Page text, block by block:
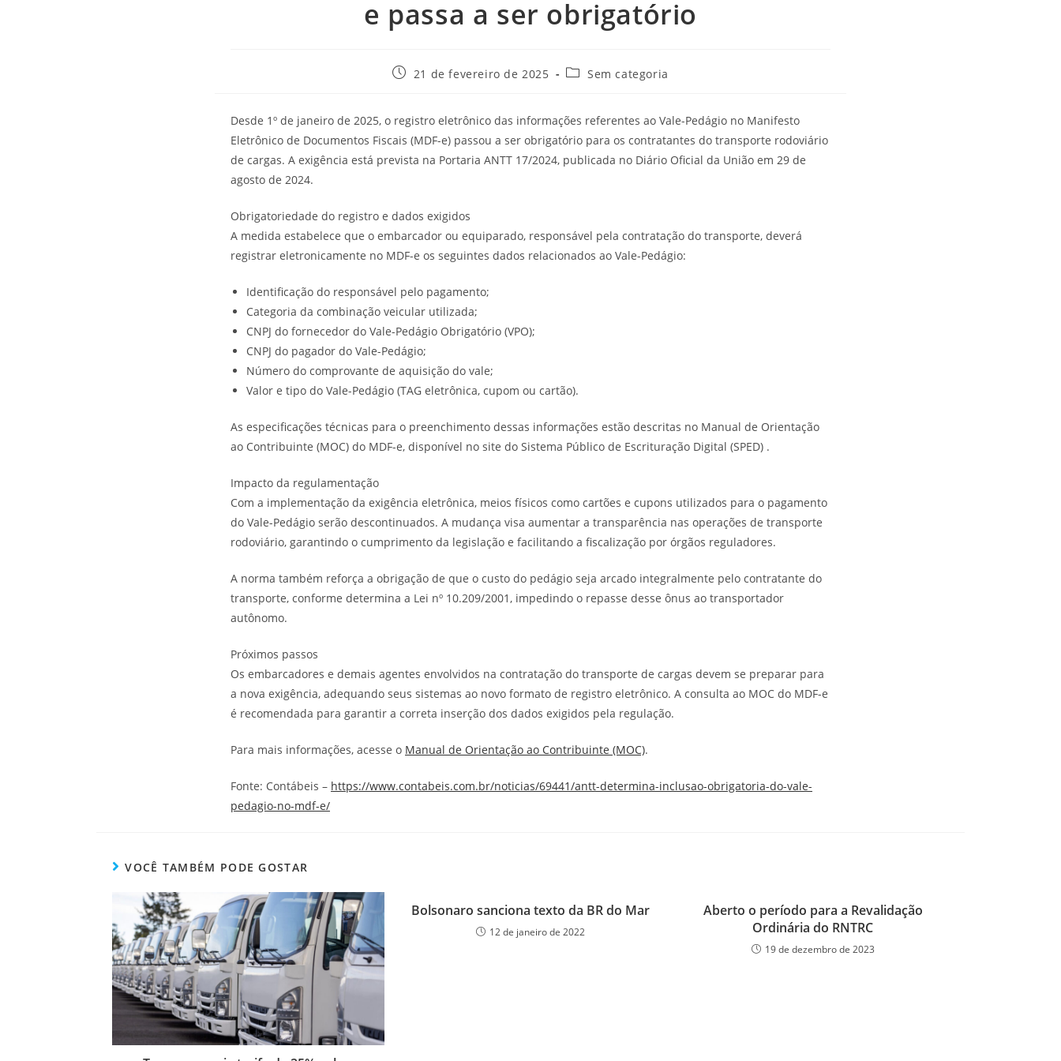
e passa a ser obrigatório
21 de fevereiro de 2025 Sem categoria
Desde 1º de janeiro de 2025, o registro eletrônico das informações referentes ao Vale-Pedágio no Manifesto
Eletrônico de Documentos Fiscais (MDF-e) passou a ser obrigatório para os contratantes do transporte rodoviário
de cargas. A exigência está prevista na Portaria ANTT 17/2024, publicada no Diário Oficial da União em 29 de
agosto de 2024.
Obrigatoriedade do registro e dados exigidos
A medida estabelece que o embarcador ou equiparado, responsável pela contratação do transporte, deverá
registrar eletronicamente no MDF-e os seguintes dados relacionados ao Vale-Pedágio:
Identificação do responsável pelo pagamento;
Categoria da combinação veicular utilizada;
CNPJ do fornecedor do Vale-Pedágio Obrigatório (VPO);
CNPJ do pagador do Vale-Pedágio;
Número do comprovante de aquisição do vale;
Valor e tipo do Vale-Pedágio (TAG eletrônica, cupom ou cartão).
As especificações técnicas para o preenchimento dessas informações estão descritas no Manual de Orientação
ao Contribuinte (MOC) do MDF-e, disponível no site do Sistema Público de Escrituração Digital (SPED) .
Impacto da regulamentação
Com a implementação da exigência eletrônica, meios físicos como cartões e cupons utilizados para o pagamento
do Vale-Pedágio serão descontinuados. A mudança visa aumentar a transparência nas operações de transporte
rodoviário, garantindo o cumprimento da legislação e facilitando a fiscalização por órgãos reguladores.
A norma também reforça a obrigação de que o custo do pedágio seja arcado integralmente pelo contratante do
transporte, conforme determina a Lei nº 10.209/2001, impedindo o repasse desse ônus ao transportador
autônomo.
Próximos passos
Os embarcadores e demais agentes envolvidos na contratação do transporte de cargas devem se preparar para
a nova exigência, adequando seus sistemas ao novo formato de registro eletrônico. A consulta ao MOC do MDF-e
é recomendada para garantir a correta inserção dos dados exigidos pela regulação.
Para mais informações, acesse o Manual de Orientação ao Contribuinte (MOC).
Fonte: Contábeis – https://www.contabeis.com.br/noticias/69441/antt-determina-inclusao-obrigatoria-do-vale-
pedagio-no-mdf-e/
VOCÊ TAMBÉM PODE GOSTAR
Bolsonaro sanciona texto da BR do Mar
12 de janeiro de 2022
Aberto o período para a Revalidação
Ordinária do RNTRC
19 de dezembro de 2023